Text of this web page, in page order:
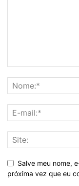
Salve meu nome,
próxima vez que eu